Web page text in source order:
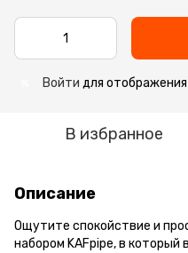
Войти для
В избранное
Описание
Ощутите спокойствие и
набором KAFpipe, в который